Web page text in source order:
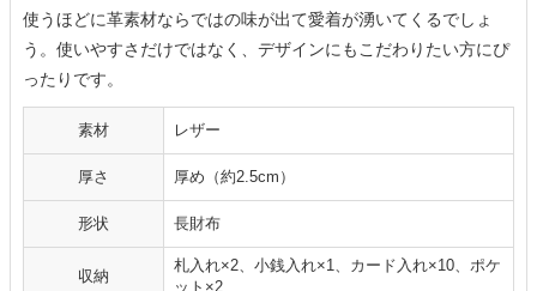
使うほどに革素材ならではの味が出て愛着が湧いてくるでしょ
う。使いやすさだけではなく、デザインにもこだわりたい方にぴ
ったりです。
素材 レザー
厚さ 厚め（約2.5cm）
形状 長財布
収納
札入れ×2、小銭入れ×1、カード入れ×10、ポケ
ット×2